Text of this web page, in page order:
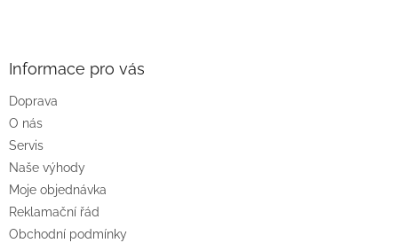
Informace pro vás
Doprava
O nás
Servis
Naše výhody
Moje objednávka
Reklamační řád
Obchodní podmínky